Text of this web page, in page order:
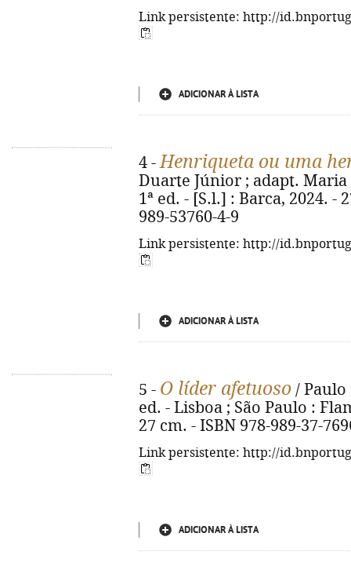
Link persistente: http://
ADICIONAR À LISTA
4 -Henriqueta ou uma
Duarte Júnior ; adapt. Maria
1ª ed. - [S.l.] : Barca, 2024. -
989-53760-4-9
Link persistente: http://
ADICIONAR À LISTA
5 - O líder afetuoso / Paulo
ed. - Lisboa ; São Paulo :
27 cm. - ISBN 978-989-37-
Link persistente: http://
ADICIONAR À LISTA